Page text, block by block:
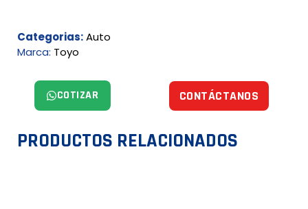
Categorias:Auto
Marca: Toyo
COTIZAR CONTÁCTANOS
PRODUCTOS RELACIONADOS